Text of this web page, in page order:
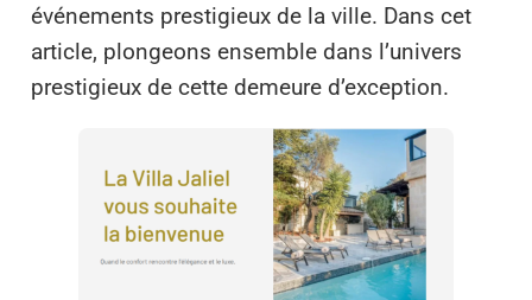
événements prestigieux de la ville. Dans cet
article, plongeons ensemble dans l’univers
prestigieux de cette demeure d’exception.